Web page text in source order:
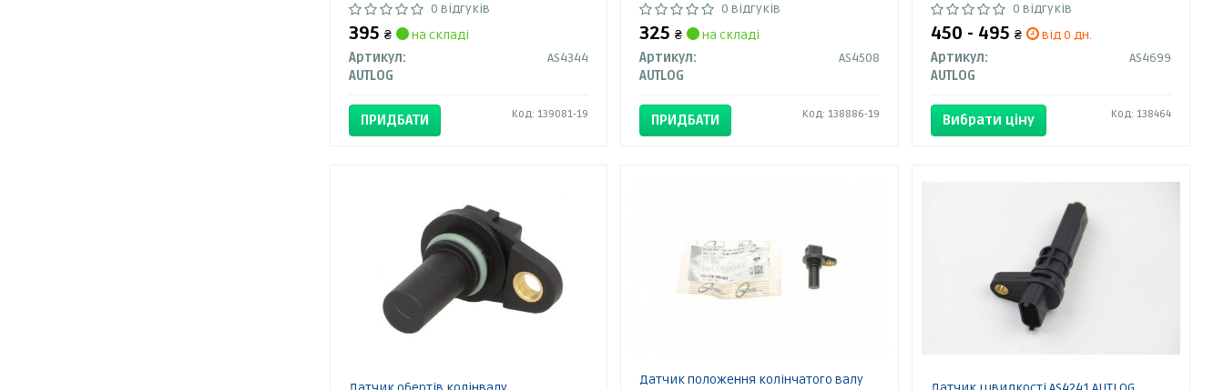
0 відгуків
395 ₴
на складі
Артикул:
AS4344
AUTLOG
ПРИДБАТИ Код: 139081-19
0 відгуків
325₴
на складі
Артикул:
AS4508
AUTLOG
ПРИДБАТИ Код: 138886-19
0 відгуків
450 - 495₴
від 0 дн.
Артикул:
AS4699
AUTLOG
Вибрати ціну Код: 138464
Датчик положення колінчатого валу